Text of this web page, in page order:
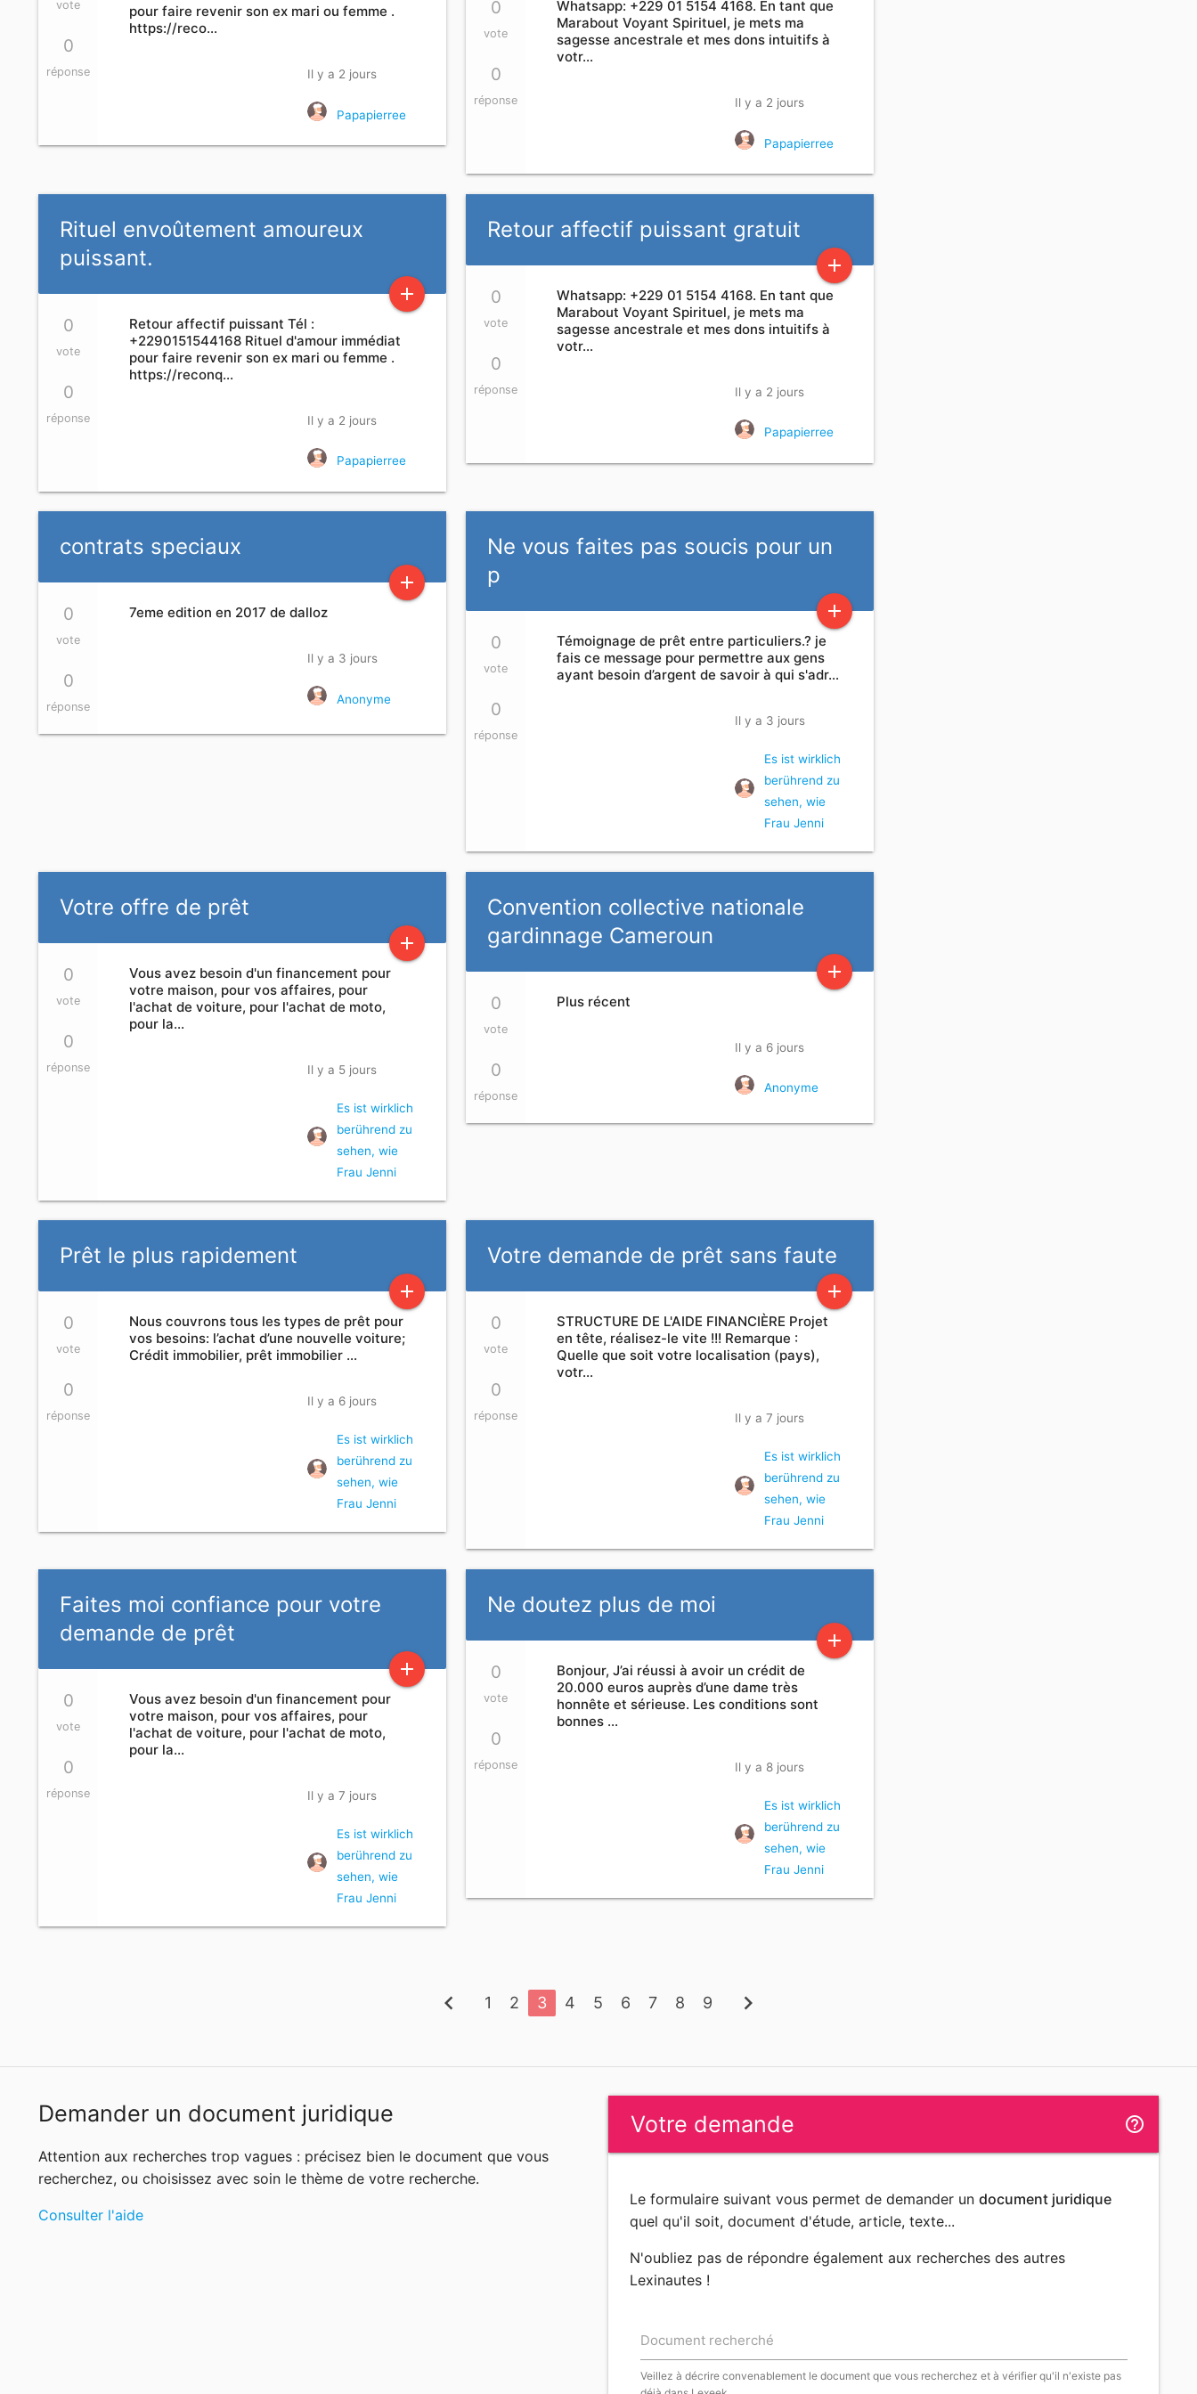
vote
0
réponse
pour faire revenir son ex mari ou femme .
https://reco…
Il y a 2 jours
Papapierree
0
vote
0
réponse
Whatsapp: +229 01 5154 4168. En tant que
Marabout Voyant Spirituel, je mets ma
sagesse ancestrale et mes dons intuitifs à
votr…
Il y a 2 jours
Papapierree
Rituel envoûtement amoureux
puissant.
add
0
vote
0
réponse
Retour affectif puissant Tél :
+2290151544168 Rituel d'amour immédiat
pour faire revenir son ex mari ou femme .
https://reconq…
Il y a 2 jours
Papapierree
Retour affectif puissant gratuit
add
0
vote
0
réponse
Whatsapp: +229 01 5154 4168. En tant que
Marabout Voyant Spirituel, je mets ma
sagesse ancestrale et mes dons intuitifs à
votr…
Il y a 2 jours
Papapierree
contrats speciaux
add
0
vote
0
réponse
7eme edition en 2017 de dalloz
Il y a 3 jours
Anonyme
Ne vous faites pas soucis pour un
p
add
0
vote
0
réponse
Témoignage de prêt entre particuliers.? je
fais ce message pour permettre aux gens
ayant besoin d’argent de savoir à qui s'adr…
Il y a 3 jours
Es ist wirklich
berührend zu
sehen, wie
Frau Jenni
Votre offre de prêt
add
0
vote
0
réponse
Vous avez besoin d'un financement pour
votre maison, pour vos affaires, pour
l'achat de voiture, pour l'achat de moto,
pour la…
Il y a 5 jours
Es ist wirklich
berührend zu
sehen, wie
Frau Jenni
Convention collective nationale
gardinnage Cameroun
add
0
vote
0
réponse
Plus récent
Il y a 6 jours
Anonyme
Prêt le plus rapidement
add
0
vote
0
réponse
Nous couvrons tous les types de prêt pour
vos besoins: l’achat d’une nouvelle voiture;
Crédit immobilier, prêt immobilier …
Il y a 6 jours
Es ist wirklich
berührend zu
sehen, wie
Frau Jenni
Votre demande de prêt sans faute
add
0
vote
0
réponse
STRUCTURE DE L'AIDE FINANCIÈRE Projet
en tête, réalisez-le vite !!! Remarque :
Quelle que soit votre localisation (pays),
votr…
Il y a 7 jours
Es ist wirklich
berührend zu
sehen, wie
Frau Jenni
Faites moi confiance pour votre
demande de prêt
add
0
vote
0
réponse
Vous avez besoin d'un financement pour
votre maison, pour vos affaires, pour
l'achat de voiture, pour l'achat de moto,
pour la…
Il y a 7 jours
Es ist wirklich
berührend zu
sehen, wie
Frau Jenni
Ne doutez plus de moi
add
0
vote
0
réponse
Bonjour, J’ai réussi à avoir un crédit de
20.000 euros auprès d’une dame très
honnête et sérieuse. Les conditions sont
bonnes …
Il y a 8 jours
Es ist wirklich
berührend zu
sehen, wie
Frau Jenni
chevron_left 1 2 3 4 5 6 7 8 9 chevron_right
Demander un document juridique
Attention aux recherches trop vagues : précisez bien le document que vous
recherchez, ou choisissez avec soin le thème de votre recherche.
Consulter l'aide
Votre demande help_outline
Le formulaire suivant vous permet de demander undocument juridique
quel qu'il soit, document d'étude, article, texte...
N'oubliez pas de répondre également aux recherches des autres
Lexinautes !
Document recherché
Veillez à décrire convenablement le document que vous recherchez et à vérifier qu'il n'existe pas